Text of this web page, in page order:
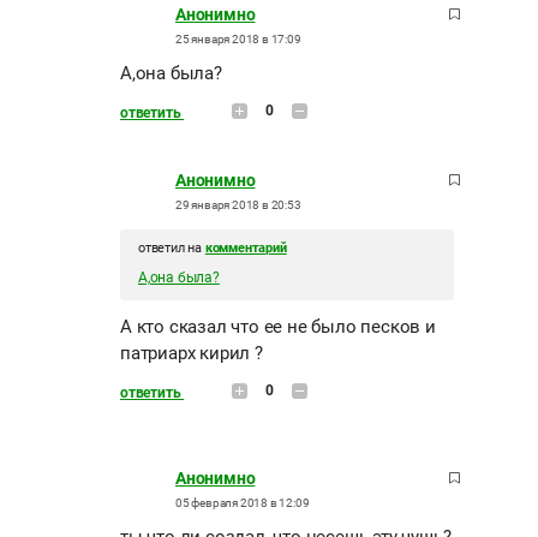
Анонимно
25 января 2018 в 17:09
А,она была?
ответить 0
Анонимно
29 января 2018 в 20:53
ответил на комментарий
А,она была?
А кто сказал что ее не было песков и
патриарх кирил ?
ответить 0
Анонимно
05 февраля 2018 в 12:09